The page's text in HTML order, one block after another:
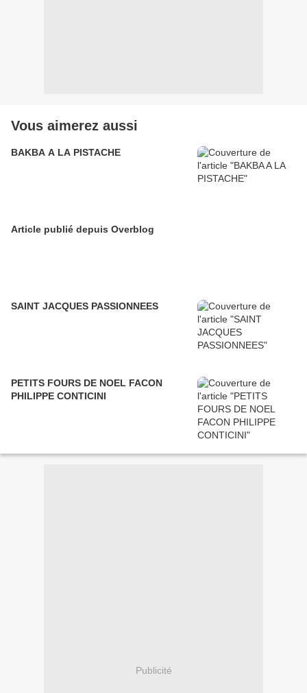
Vous aimerez aussi
BAKBA A LA PISTACHE
Article publié depuis Overblog
SAINT JACQUES PASSIONNEES
PETITS FOURS DE NOEL FACON
PHILIPPE CONTICINI
Publicité